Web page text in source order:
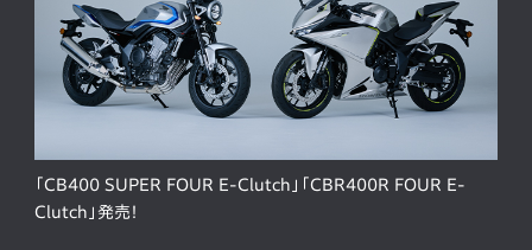
「CB400 SUPER FOUR E-Clutch」「CBR400R FOUR E-
Clutch」発売！